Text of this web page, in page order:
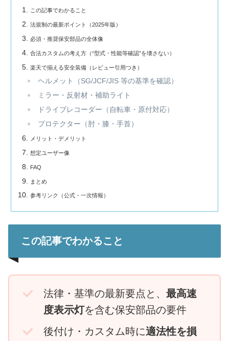
この記事でわかること
法規制の最新ポイント（2025年版）
必須・推奨保安部品の全体像
合法カスタムの考え方（“型式・性能等確認”を壊さない）
楽天で揃える安全装備（レビュー引用つき）
ヘルメット（SG/JCF/JIS 等の基準を確認）
ミラー・反射材・補助ライト
ドライブレコーダー（自転車・原付対応）
プロテクター（肘・膝・手首）
メリット・デメリット
想定ユーザー像
FAQ
まとめ
参考リンク（公式・一次情報）
この記事でわかること
法律・基準の最新要点と、最高速
度表示灯を含む保安部品の要件
後付け・カスタム時に適法性を損